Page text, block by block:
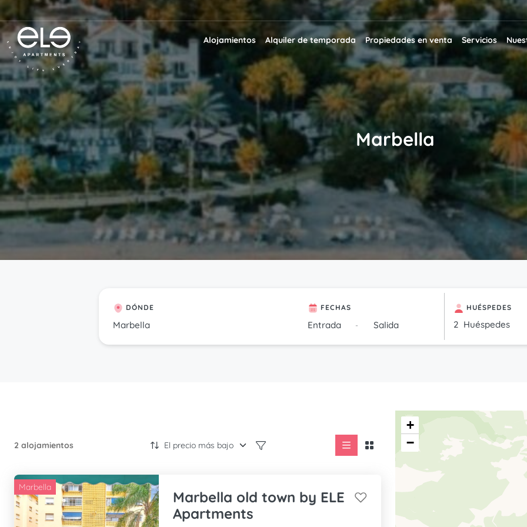
Alojamientos Alquiler de temporada Propiedades en venta Servicios
Marbella
DÓNDE FECHAS
-
HUÉSPEDES
Huéspedes
+
−
2 alojamientos
Marbella
Marbella old town by ELE
Apartments